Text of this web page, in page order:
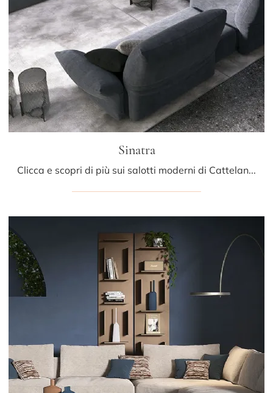
Sinatra
Clicca e scopri di più sui salotti moderni di Cattelan Italia! Diversi modelli di divani, come Sinatra, ti aspettano.